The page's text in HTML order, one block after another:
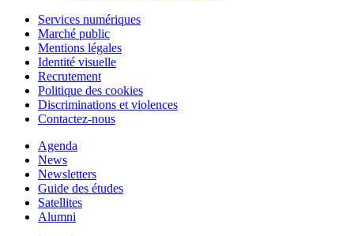
Services numériques
Marché public
Mentions légales
Identité visuelle
Recrutement
Politique des cookies
Discriminations et violences
Contactez-nous
Agenda
News
Newsletters
Guide des études
Satellites
Alumni